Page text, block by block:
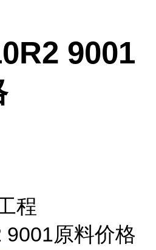
9001
程
9001原料价格